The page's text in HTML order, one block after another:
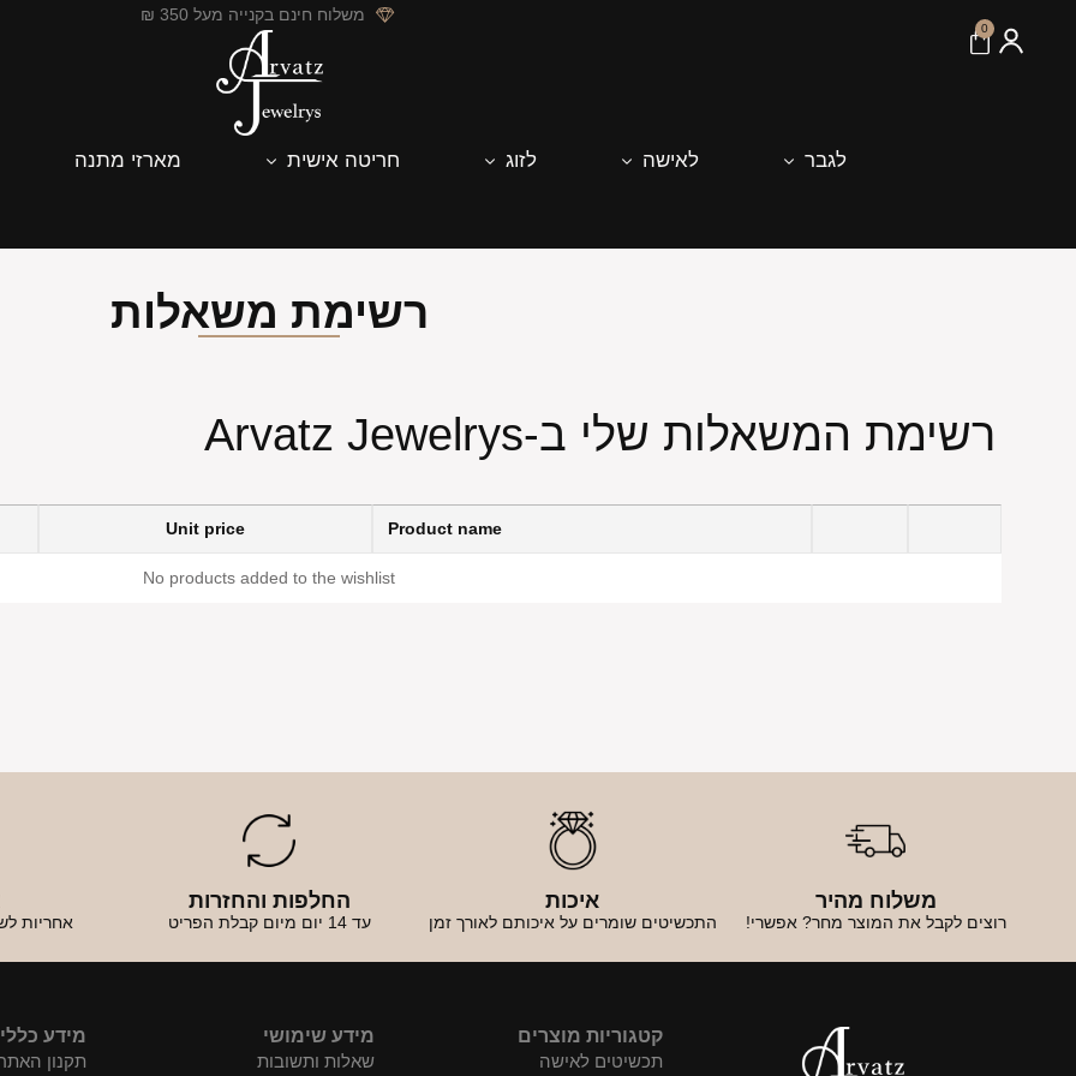
משלוח חינם בקנייה מעל 350 ₪
0
לגבר לאישה לזוג חריטה אישית מארזי מתנה
רשימת משאלות
רשימת המשאלות שלי ב-Arvatz Jewelrys
Product name
Unit price
No products added to the wishlist
משלוח מהיר
רוצים לקבל את המוצר מחר? אפשרי!
איכות
התכשיטים שומרים על איכותם לאורך זמן
החלפות והחזרות
עד 14 יום מיום קבלת הפריט אחריות
קטגוריות מוצרים
תכשיטים לאישה
מידע שימושי
שאלות ותשובות
מידע כללי
תקנון